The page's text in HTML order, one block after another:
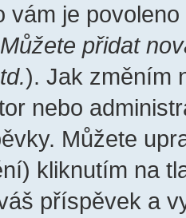
vám je
Můžete přidat
). Jak změním
nebo
Můžete
kliknutím na
příspěvek a